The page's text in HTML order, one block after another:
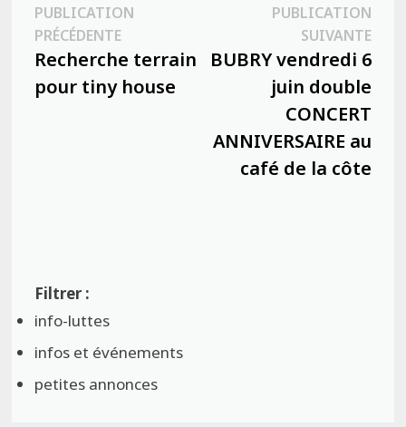
Navigation
de
l’article
PUBLICATION
PRÉCÉDENTEPublication
précédente :
Recherche terrain
pour tiny house
PUBLICATION
SUIVANTE
BUBRY vendredi 6
juin double
CONCERT
ANNIVERSAIRE au
café de la côte
info-luttes
infos et événements
petites annonces